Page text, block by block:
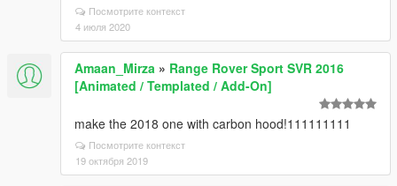
Посмотрите контекст
4 июля 2020
Amaan_Mirza » Range Rover Sport SVR 2016
[Animated / Templated / Add-On]
make the 2018 one with carbon hood!111111111
Посмотрите контекст
19 октября 2019